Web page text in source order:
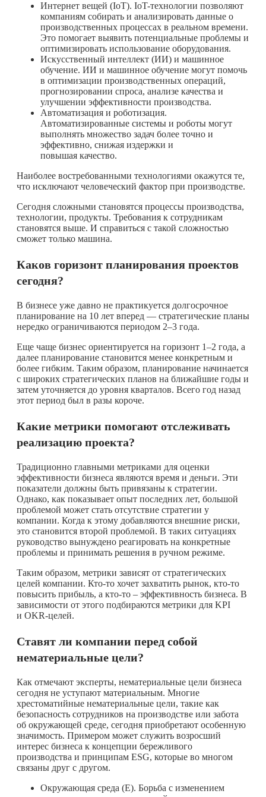
Интернет вещей (IoT). IoT-технологии позволяют
компаниям собирать и анализировать данные о
производственных процессах в реальном времени.
Это помогает выявить потенциальные проблемы и
оптимизировать использование оборудования.
Искусственный интеллект (ИИ) и машинное
обучение. ИИ и машинное обучение могут помочь
в оптимизации производственных операций,
прогнозировании спроса, анализе качества и
улучшении эффективности производства.
Автоматизация и роботизация.
Автоматизированные системы и роботы могут
выполнять множество задач более точно и
эффективно, снижая издержки и
повышая качество.
Наиболее востребованными технологиями окажутся те,
что исключают человеческий фактор при производстве.
Сегодня сложными становятся процессы производства,
технологии, продукты. Требования к сотрудникам
становятся выше. И справиться с такой сложностью
сможет только машина.
Каков горизонт планирования проектов
сегодня?
В бизнесе уже давно не практикуется долгосрочное
планирование на 10 лет вперед — стратегические планы
нередко ограничиваются периодом 2–3 года.
Еще чаще бизнес ориентируется на горизонт 1–2 года, а
далее планирование становится менее конкретным и
более гибким. Таким образом, планирование начинается
с широких стратегических планов на ближайшие годы и
затем уточняется до уровня кварталов. Всего год назад
этот период был в разы короче.
Какие метрики помогают отслеживать
реализацию проекта?
Традиционно главными метриками для оценки
эффективности бизнеса являются время и деньги. Эти
показатели должны быть привязаны к стратегии.
Однако, как показывает опыт последних лет, большой
проблемой может стать отсутствие стратегии у
компании. Когда к этому добавляются внешние риски,
это становится второй проблемой. В таких ситуациях
руководство вынуждено реагировать на конкретные
проблемы и принимать решения в ручном режиме.
Таким образом, метрики зависят от стратегических
целей компании. Кто-то хочет захватить рынок, кто-то
повысить прибыль, а кто-то – эффективность бизнеса. В
зависимости от этого подбираются метрики для KPI
и OKR-целей.
Ставят ли компании перед собой
нематериальные цели?
Как отмечают эксперты, нематериальные цели бизнеса
сегодня не уступают материальным. Многие
хрестоматийные нематериальные цели, такие как
безопасность сотрудников на производстве или забота
об окружающей среде, сегодня приобретают особенную
значимость. Примером может служить возросший
интерес бизнеса к концепции бережливого
производства и принципам ESG, которые во многом
связаны друг с другом.
Окружающая среда (E). Борьба с изменением